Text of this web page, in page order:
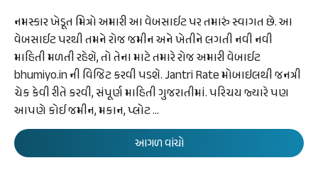
નમસ્કાર ખેડૂત મિત્રો અમારી આ વેબસાઈટ પર તમારું સ્વાગત છે. આ
વેબસાઈટ પરથી તમને રોજ જમીન અને ખેતીને લગતી નવી નવી
માહિતી મળતી રહેશે, તો તેના માટે તમારે રોજ અમારી વેબાઈટ
bhumiyo.in ની વિજિટ કરવી પડશે. Jantri Rate મોબાઇલથી જનત્રી
ચેક કેવી રીતે કરવી, સંપૂર્ણ માહિતી ગુજરાતીમાં. પરિચય જ્યારે પણ
આપણે કોઈ જમીન, મકાન, પ્લોટ …
આગળ વાંચો